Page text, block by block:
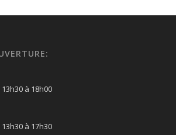
à 18h00
à 17h30